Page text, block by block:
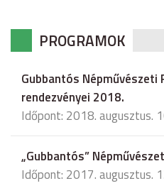
PROGRAMOK
Gubbantós Népművészeti
rendezvényei 2018.
Időpont: 2018. augusztus.
„Gubbantós”
Időpont: 2017. augusztus.